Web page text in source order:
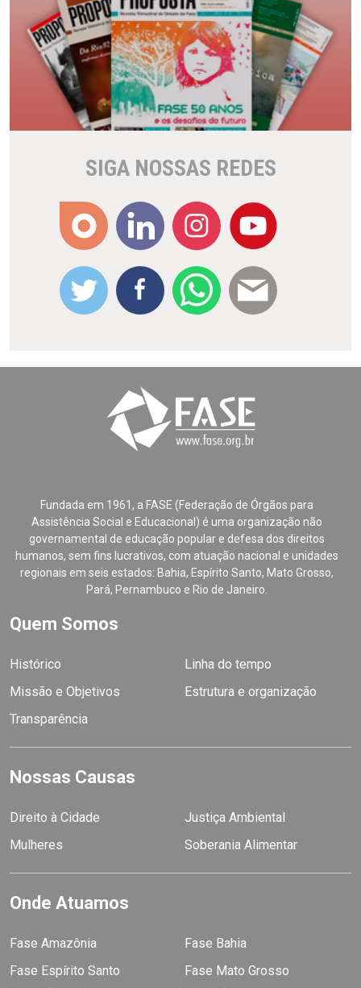
SIGA NOSSAS REDES
Fundada em 1961, a FASE (Federação de Órgãos para
Assistência Social e Educacional) é uma organização não
governamental de educação popular e defesa dos direitos
humanos, sem fins lucrativos, com atuação nacional e unidades
regionais em seis estados: Bahia, Espírito Santo, Mato Grosso,
Pará, Pernambuco e Rio de Janeiro.
Quem Somos
Histórico
Linha do tempo
Missão e Objetivos
Estrutura e organização
Transparência
Nossas Causas
Direito à Cidade
Justiça Ambiental
Mulheres
Soberania Alimentar
Onde Atuamos
Fase Amazônia
Fase Bahia
Fase Espírito Santo
Fase Mato Grosso